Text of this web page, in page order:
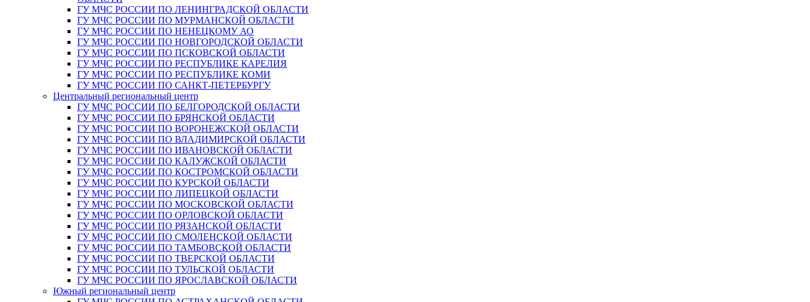
ГУ МЧС РОССИИ ПО ЛЕНИНГРАДСКОЙ ОБЛАСТИ
ГУ МЧС РОССИИ ПО МУРМАНСКОЙ ОБЛАСТИ
ГУ МЧС РОССИИ ПО НЕНЕЦКОМУ АО
ГУ МЧС РОССИИ ПО НОВГОРОДСКОЙ ОБЛАСТИ
ГУ МЧС РОССИИ ПО ПСКОВСКОЙ ОБЛАСТИ
ГУ МЧС РОССИИ ПО РЕСПУБЛИКЕ КАРЕЛИЯ
ГУ МЧС РОССИИ ПО РЕСПУБЛИКЕ КОМИ
ГУ МЧС РОССИИ ПО САНКТ-ПЕТЕРБУРГУ
Центральный региональный центр
ГУ МЧС РОССИИ ПО БЕЛГОРОДСКОЙ ОБЛАСТИ
ГУ МЧС РОССИИ ПО БРЯНСКОЙ ОБЛАСТИ
ГУ МЧС РОССИИ ПО ВОРОНЕЖСКОЙ ОБЛАСТИ
ГУ МЧС РОССИИ ПО ВЛАДИМИРСКОЙ ОБЛАСТИ
ГУ МЧС РОССИИ ПО ИВАНОВСКОЙ ОБЛАСТИ
ГУ МЧС РОССИИ ПО КАЛУЖСКОЙ ОБЛАСТИ
ГУ МЧС РОССИИ ПО КОСТРОМСКОЙ ОБЛАСТИ
ГУ МЧС РОССИИ ПО КУРСКОЙ ОБЛАСТИ
ГУ МЧС РОССИИ ПО ЛИПЕЦКОЙ ОБЛАСТИ
ГУ МЧС РОССИИ ПО МОСКОВСКОЙ ОБЛАСТИ
ГУ МЧС РОССИИ ПО ОРЛОВСКОЙ ОБЛАСТИ
ГУ МЧС РОССИИ ПО РЯЗАНСКОЙ ОБЛАСТИ
ГУ МЧС РОССИИ ПО СМОЛЕНСКОЙ ОБЛАСТИ
ГУ МЧС РОССИИ ПО ТАМБОВСКОЙ ОБЛАСТИ
ГУ МЧС РОССИИ ПО ТВЕРСКОЙ ОБЛАСТИ
ГУ МЧС РОССИИ ПО ТУЛЬСКОЙ ОБЛАСТИ
ГУ МЧС РОССИИ ПО ЯРОСЛАВСКОЙ ОБЛАСТИ
Южный региональный центр